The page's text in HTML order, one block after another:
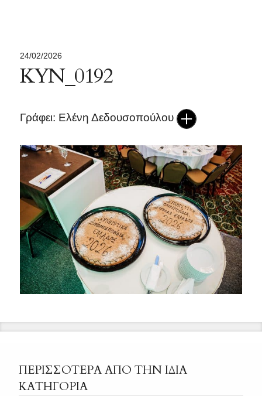
24/02/2026
ΚΥΝ_0192
Γράφει: Ελένη Δεδουσοπούλου
ΠΕΡΙΣΣΟΤΕΡΑ ΑΠΟ ΤΗΝ ΙΔΙΑ
ΚΑΤΗΓΟΡΙΑ